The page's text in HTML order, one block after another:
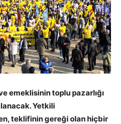
emeklisinin toplu pazarlığı
Yetkili
teklifinin gereği olan hiçbir